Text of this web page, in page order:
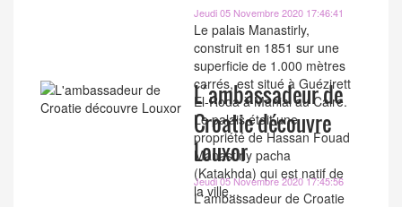
Jeudi 05 Novembre 2020 17:46:41
Le palais Manastirly,
construit en 1851 sur une
superficie de 1.000 mètres
carrés, est situé à Guézirett
El-Roda à Manial au Caire.
Le palais était une
propriété de Hassan Fouad
Manastirly pacha
(Katakhda) qui est natif de
la ville...
L´ambassadeur de
Croatie découvre
Louxor
Jeudi 05 Novembre 2020 17:45:56
L'ambassadeur de Croatie